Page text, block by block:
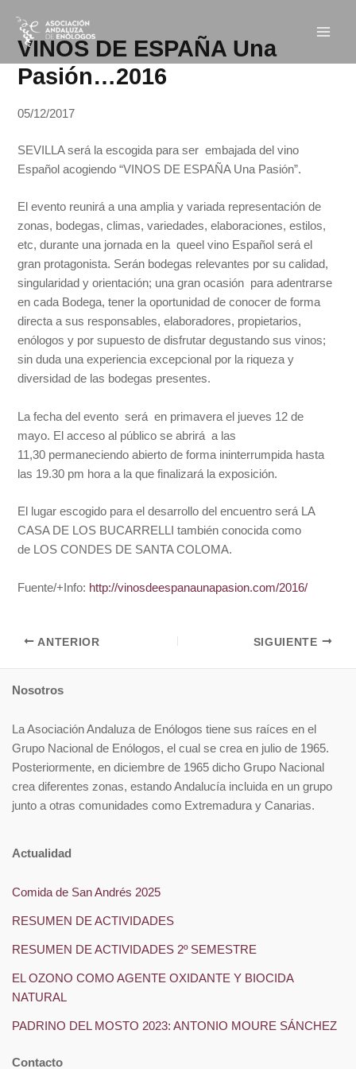
contenido
VINOS DE ESPAÑA Una
Pasión…2016
05/12/2017
SEVILLA será la escogida para ser embajada del vino
Español acogiendo “VINOS DE ESPAÑA Una Pasión”.
El evento reunirá a una amplia y variada representación de
zonas, bodegas, climas, variedades, elaboraciones, estilos,
etc, durante una jornada en la queel vino Español será el
gran protagonista. Serán bodegas relevantes por su calidad,
singularidad y orientación; una gran ocasión para adentrarse
en cada Bodega, tener la oportunidad de conocer de forma
directa a sus responsables, elaboradores, propietarios,
enólogos y por supuesto de disfrutar degustando sus vinos;
sin duda una experiencia excepcional por la riqueza y
diversidad de las bodegas presentes.
La fecha del evento será en primavera el jueves 12 de
mayo. El acceso al público se abrirá a las
11,30 permaneciendo abierto de forma ininterrumpida hasta
las 19.30 pm hora a la que finalizará la exposición.
El lugar escogido para el desarrollo del encuentro será LA
CASA DE LOS BUCARRELLI también conocida como
de LOS CONDES DE SANTA COLOMA.
Fuente/+Info: http://vinosdeespanaunapasion.com/2016/
entradas
ANTERIOR SIGUIENTE
Nosotros
La Asociación Andaluza de Enólogos tiene sus raíces en el
Grupo Nacional de Enólogos, el cual se crea en julio de 1965.
Posteriormente, en diciembre de 1965 dicho Grupo Nacional
crea diferentes zonas, estando Andalucía incluida en un grupo
junto a otras comunidades como Extremadura y Canarias.
Actualidad
Comida de San Andrés 2025
RESUMEN DE ACTIVIDADES
RESUMEN DE ACTIVIDADES 2º SEMESTRE
EL OZONO COMO AGENTE OXIDANTE Y BIOCIDA
NATURAL
PADRINO DEL MOSTO 2023: ANTONIO MOURE SÁNCHEZ
Contacto